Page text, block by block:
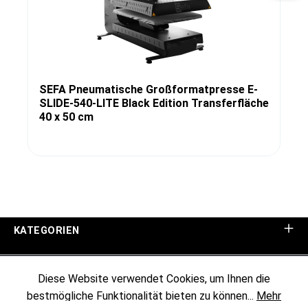
SEFA Pneumatische Großformatpresse E-
SLIDE-540-LITE Black Edition Transferfläche
40 x 50 cm
KATEGORIEN
Diese Website verwendet Cookies, um Ihnen die
bestmögliche Funktionalität bieten zu können... Mehr